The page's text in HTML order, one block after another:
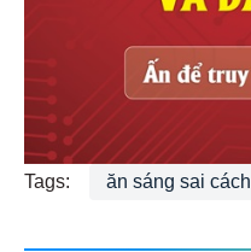
Tags: ăn sáng sai cách